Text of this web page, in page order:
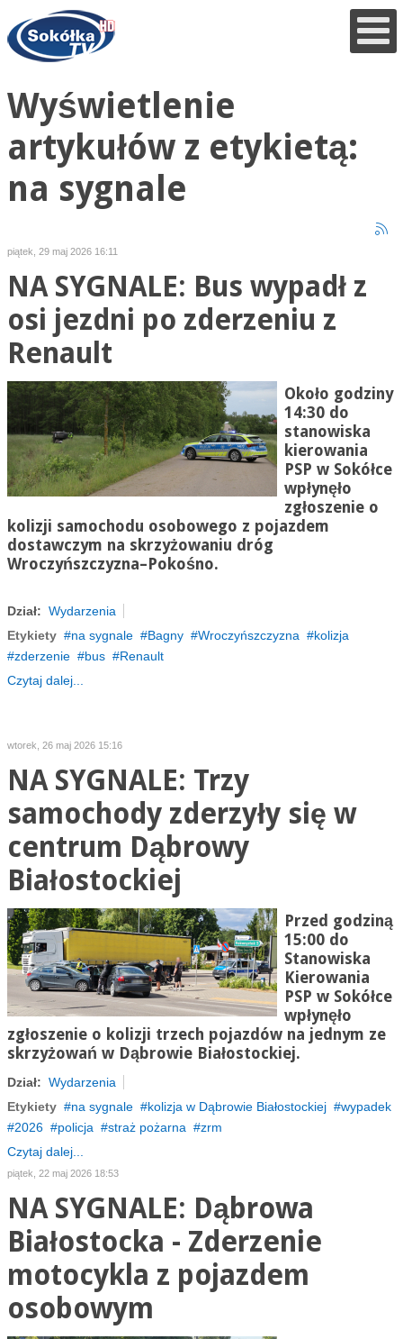
Wyświetlenie
artykułów z etykietą:
na sygnale
piątek, 29 maj 2026 16:11
NA SYGNALE: Bus wypadł z
osi jezdni po zderzeniu z
Renault
Około godziny
14:30 do
stanowiska
kierowania
PSP w Sokółce
wpłynęło
zgłoszenie o
kolizji samochodu osobowego z pojazdem
dostawczym na skrzyżowaniu dróg
Wroczyńszczyzna–Pokośno.
Dział: Wydarzenia
Etykiety
na sygnale Bagny Wroczyńszczyzna
kolizja
zderzenie
bus
Renault
Czytaj dalej...
wtorek, 26 maj 2026 15:16
NA SYGNALE: Trzy
samochody zderzyły się w
centrum Dąbrowy
Białostockiej
Przed godziną
15:00 do
Stanowiska
Kierowania
PSP w Sokółce
wpłynęło
zgłoszenie o kolizji trzech pojazdów na jednym ze
skrzyżowań w Dąbrowie Białostockiej.
Dział: Wydarzenia
Etykiety
na sygnale kolizja w Dąbrowie Białostockiej
wypadek
2026
policja straż pożarna
zrm
Czytaj dalej...
piątek, 22 maj 2026 18:53
NA SYGNALE: Dąbrowa
Białostocka - Zderzenie
motocykla z pojazdem
osobowym